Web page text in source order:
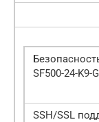
SF500-24-K9-
SSH/SSL